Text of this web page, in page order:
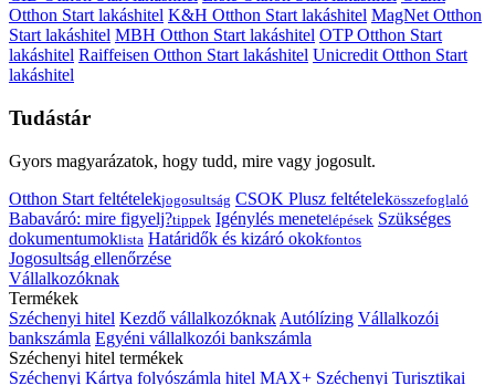
Otthon Start lakáshitel K&H Otthon Start lakáshitel MagNet Otthon
Start lakáshitel MBH Otthon Start lakáshitel OTP Otthon Start
lakáshitel Raiffeisen Otthon Start lakáshitel Unicredit Otthon Start
lakáshitel
Tudástár
Gyors magyarázatok, hogy tudd, mire vagy jogosult.
Otthon Start feltételekjogosultság CSOK Plusz feltételekösszefoglaló
Babaváró: mire figyelj?tippek Igénylés menetelépések Szükséges
dokumentumoklista Határidők és kizáró okokfontos
Jogosultság ellenőrzése
Vállalkozóknak
Termékek
Széchenyi hitel Kezdő vállalkozóknak Autólízing Vállalkozói
bankszámla Egyéni vállalkozói bankszámla
Széchenyi hitel termékek
Széchenyi Kártya folyószámla hitel MAX+ Széchenyi Turisztikai